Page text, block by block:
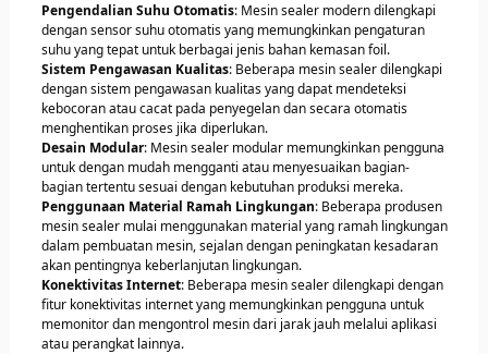
Pengendalian Suhu Otomatis: Mesin sealer modern dilengkapi
dengan sensor suhu otomatis yang memungkinkan pengaturan
suhu yang tepat untuk berbagai jenis bahan kemasan foil.
Sistem Pengawasan Kualitas: Beberapa mesin sealer dilengkapi
dengan sistem pengawasan kualitas yang dapat mendeteksi
kebocoran atau cacat pada penyegelan dan secara otomatis
menghentikan proses jika diperlukan.
Desain Modular: Mesin sealer modular memungkinkan pengguna
untuk dengan mudah mengganti atau menyesuaikan bagian-
bagian tertentu sesuai dengan kebutuhan produksi mereka.
Penggunaan Material Ramah Lingkungan: Beberapa produsen
mesin sealer mulai menggunakan material yang ramah lingkungan
dalam pembuatan mesin, sejalan dengan peningkatan kesadaran
akan pentingnya keberlanjutan lingkungan.
Konektivitas Internet: Beberapa mesin sealer dilengkapi dengan
fitur konektivitas internet yang memungkinkan pengguna untuk
memonitor dan mengontrol mesin dari jarak jauh melalui aplikasi
atau perangkat lainnya.